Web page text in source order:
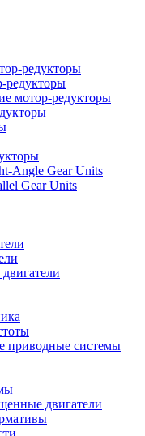
редукторы
редукторы
мотор-редукторы
Angle Gear Units
Gear Units
приводные системы
двигатели